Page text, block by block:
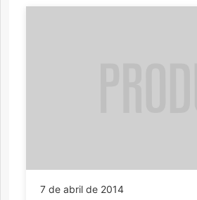
7 de abril de 2014